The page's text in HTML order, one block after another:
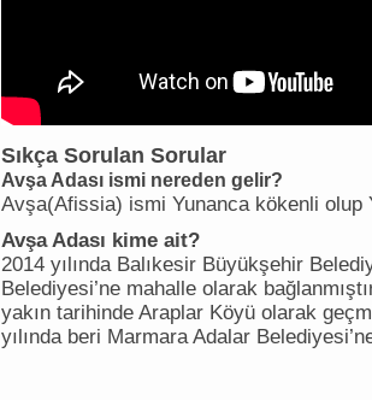
Sıkça Sorulan Sorular
Avşa Adası ismi nereden gelir?
Avşa(Afissia) ismi Yunanca kökenli olup
Avşa Adası kime ait?
2014 yılında Balıkesir Büyükşehir
Belediyesi’ne mahalle olarak
yakın tarihinde Araplar Köyü olarak
yılında beri Marmara Adalar